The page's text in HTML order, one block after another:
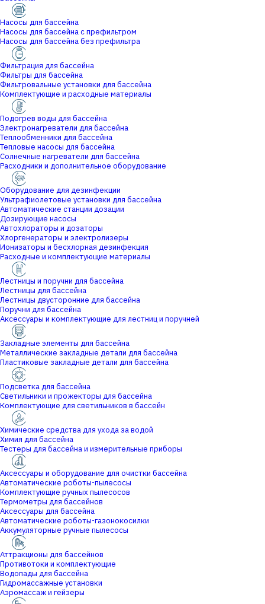
Насосы для бассейна
Насосы для бассейна с префильтром
Насосы для бассейна без префильтра
Фильтрация для бассейна
Фильтры для бассейна
Фильтровальные установки для бассейна
Комплектующие и расходные материалы
Подогрев воды для бассейна
Электронагреватели для бассейна
Теплообменники для бассейна
Тепловые насосы для бассейна
Солнечные нагреватели для бассейна
Расходники и дополнительное оборудование
Оборудование для дезинфекции
Ультрафиолетовые установки для бассейна
Автоматические станции дозации
Дозирующие насосы
Автохлораторы и дозаторы
Хлоргенераторы и электролизеры
Ионизаторы и бесхлорная дезинфекция
Расходные и комплектующие материалы
Лестницы и поручни для бассейна
Лестницы для бассейна
Лестницы двусторонние для бассейна
Поручни для бассейна
Аксессуары и комплектующие для лестниц и поручней
Закладные элементы для бассейна
Металлические закладные детали для бассейна
Пластиковые закладные детали для бассейна
Подсветка для бассейна
Светильники и прожекторы для бассейна
Комплектующие для светильников в бассейн
Химические средства для ухода за водой
Химия для бассейна
Тестеры для бассейна и измерительные приборы
Аксессуары и оборудование для очистки бассейна
Автоматические роботы-пылесосы
Комплектующие ручных пылесосов
Термометры для бассейнов
Аксессуары для бассейна
Автоматические роботы-газонокосилки
Аккумуляторные ручные пылесосы
Аттракционы для бассейнов
Противотоки и комплектующие
Водопады для бассейна
Гидромассажные установки
Аэромассаж и гейзеры